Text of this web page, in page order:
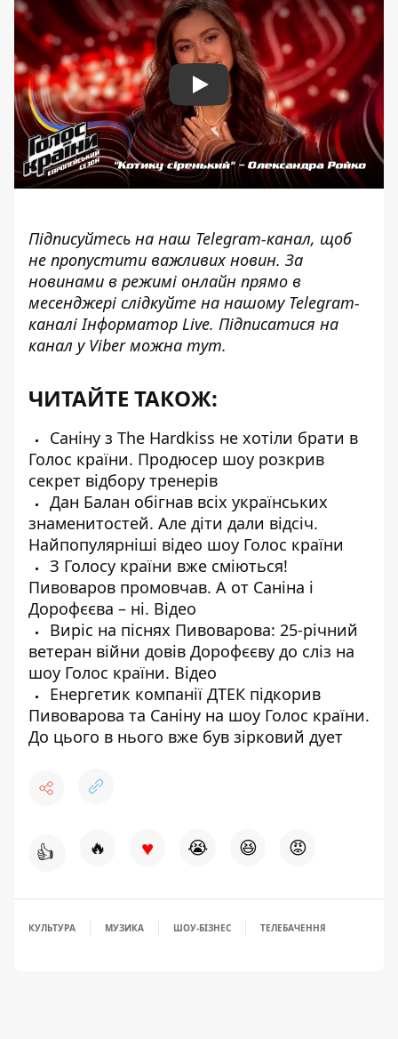
Play
Підписуйтесь на наш Telegram-канал, щоб
не пропустити важливих новин. За
новинами в режимі онлайн прямо в
месенджері слідкуйте на нашому Telegram-
каналі Інформатор Live. Підписатися на
канал у Viber можна тут.
ЧИТАЙТЕ ТАКОЖ:
Саніну з The Hardkiss не хотіли брати в
Голос країни. Продюсер шоу розкрив
секрет відбору тренерів
Дан Балан обігнав всіх українських
знаменитостей. Але діти дали відсіч.
Найпопулярніші відео шоу Голос країни
З Голосу країни вже сміються!
Пивоваров промовчав. А от Саніна і
Дорофєєва – ні. Відео
Виріс на піснях Пивоварова: 25-річний
ветеран війни довів Дорофєєву до сліз на
шоу Голос країни. Відео
Енергетик компанії ДТЕК підкорив
Пивоварова та Саніну на шоу Голос країни.
До цього в нього вже був зірковий дует
👍 🔥 ♥ 😭 😆 😡
КУЛЬТУРА МУЗИКА ШОУ-БІЗНЕС ТЕЛЕБАЧЕННЯ